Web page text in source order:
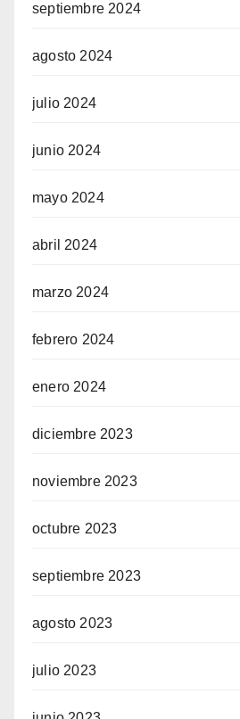
septiembre 2024
agosto 2024
julio 2024
junio 2024
mayo 2024
abril 2024
marzo 2024
febrero 2024
enero 2024
diciembre 2023
noviembre 2023
octubre 2023
septiembre 2023
agosto 2023
julio 2023